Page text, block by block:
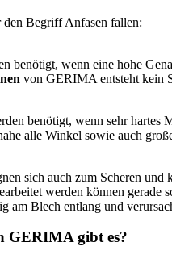
den Begriff Anfasen fallen:
benötigt, wenn eine hohe
von GERIMA entsteht kein
benötigt, wenn sehr hartes
alle Winkel sowie auch
sich auch zum Scheren und
werden können
am Blech entlang und
GERIMA gibt es?